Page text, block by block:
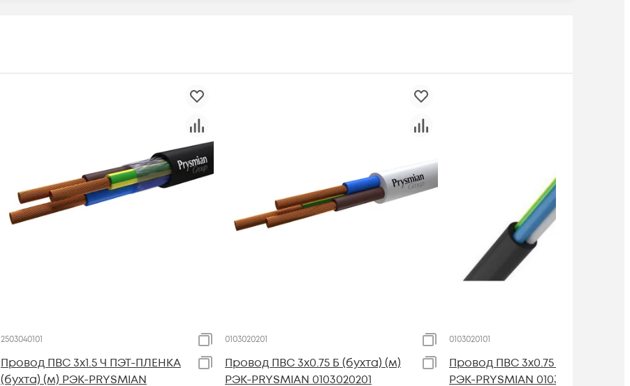
2503040101
Провод ПВС 3х1.5 Ч ПЭТ-ПЛЕНКА
(бухта) (м) РЭК-PRYSMIAN
0103020201
Провод ПВС 3х0.75 Б (бухта) (м)
РЭК-PRYSMIAN 0103020201
0103020101
Провод ПВС 3х0.75 Ч (бухта) (м)
РЭК-PRYSMIAN 0103020101